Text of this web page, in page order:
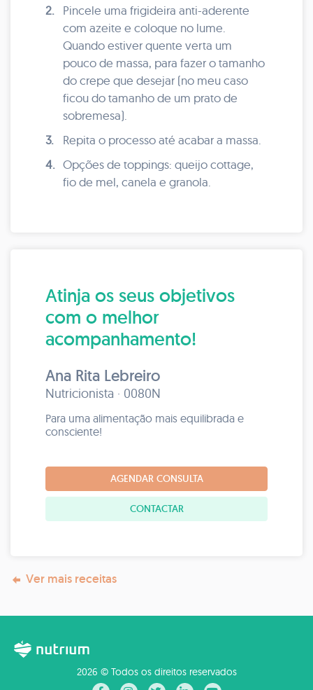
2.
Pincele uma frigideira anti-aderente
com azeite e coloque no lume.
Quando estiver quente verta um
pouco de massa, para fazer o tamanho
do crepe que desejar (no meu caso
ficou do tamanho de um prato de
sobremesa).
3.
Repita o processo até acabar a massa.
4. Opções de toppings: queijo cottage,
fio de mel, canela e granola.
Atinja os seus objetivos
com o melhor
acompanhamento!
Ana Rita Lebreiro
Nutricionista · 0080N
Para uma alimentação mais equilibrada e
consciente!
AGENDAR CONSULTA
CONTACTAR
Ver mais receitas
2026 © Todos os direitos reservados